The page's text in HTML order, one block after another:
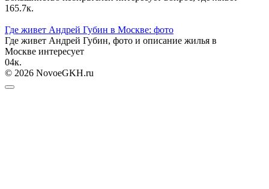
165.7к.
Где живет Андрей Губин в Москве: фото
Где живет Андрей Губин, фото и описание жилья в
Москве интересует
04к.
© 2026 NovoeGKH.ru